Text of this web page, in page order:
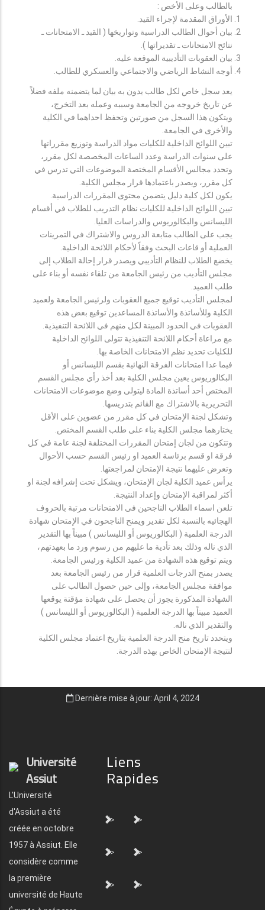
بالطالب وعلى الأخص :
الأوراق المقدمة لإجراء القيد.
بيان أحوال الطالب الدراسية وتواريخها ( القيد ـ الامتحانات ـ
نتائح الامتحانات ـ تقديراتها ).
بيان العقوبات التأديبية الموقعة عليه.
أوجه النشاط الرياضي والاجتماعي والعسكري للطالب.
يعد سجل خاص لكل طالب يدون به بيان لما يتضمنه ملفه فضلاً
عن تاريخ خروجه من الجامعة وسببه وعمله بعد التخرج،
ويتكون هذا السجل من صورتين وتحفظ احداهما في الكلية
والأخرى في الجامعة.
تبين اللوائح الداخلية للكليات مواد الدراسة وتوزيع مقرراتها
على سنوات الدراسة وعدد الساعات المخصصة لكل مقرر،
وتحدد مجالس الأقسام المختصة الموضوعات التي تدرس في
كل مقرر، ويصدر باعتمادها قرار مجلس الكلية.
يكون لكل كلية دليل يتضمن محتوى المقررات الدراسية.
تبين اللوائح الداخلية للكليات نظام التدريب للطلاب في أقسام
الليسانس والبكالوريوس والدراسات العليا.
يجب على الطالب متابعة الدروس والاشتراك في التمرينات
العملية أو قاعات البحث وفقاً لأحكام اللائحة الداخلية.
يخضع الطلاب للنظام التأديبي ويصدر قرار إحالة الطلاب إلى
مجلس التأديب من رئيس الجامعة من تلقاء نفسه أو بناء على
طلب العميد.
لمجلس التأديب توقيع جميع العقوبات ولرئيس الجامعة ولعميد
الكلية وللأساتذة والأساتذة المساعدين توقيع بعض هذه
العقوبات في الحدود المبينة لكل منهم في اللائحة التنفيذية.
مع مراعاة أحكام اللائحة التنفيذية تتولى اللوائح الداخلية
للكليات تحديد نظم الامتحانات الخاصة بها.
فيما عدا امتحانات الفرقة النهائية بقسم الليسانس أو
البكالوريوس يعين مجلس الكلية بعد أخذ رأي مجلس القسم
المختص أحد أساتذة المادة ليتولى وضع موضوعات الامتحانات
التحريرية بالاشتراك مع القائم بتدريسها.
وتشكل لجنة الإمتحان في كل مقرر من عضوين على الأقل
يختارهما مجلس الكلية بناء على طلب القسم المختص.
وتتكون من لجان إمتحان المقررات المختلفة لجنة عامة في كل
فرقة او قسم برئاسة العميد او رئيس القسم حسب الأحوال
وتعرض عليهما نتيجة الإمتحان لمراجعتها.
يرأس عميد الكلية لجان الإمتحان، ويشكل تحت إشرافه لجنة او
أكثر لمراقبة الإمتحان وإعداد النتيجة.
تلعن اسماء الطلاب الناجحين فى الامتحانات مرتبة بالحروف
الهجائيه بالنسبة لكل تقدير ويمنح الناجحون في الإمتحان شهادة
الدرجة العلمية ( البكالوريوس أو الليسانس ) مبيناً بها التقدير
الذي ناله وذلك بعد تأدية ما عليهم من رسوم ورد ما بعهدتهم،
ويتم توقيع هذه الشهادة من عميد الكلية ورئيس الجامعة.
يصدر بمنح الدرجات العلمية قرار من رئيس الجامعة بعد
موافقة مجلس الجامعة، وإلى حين حصول الطالب على
الشهادة المذكورة يجوز أن يحصل على شهادة مؤقتة يوقعها
العميد مبيناً بها الدرجة العلمية ( البكالوريوس أو الليسانس )
والتقدير الذي ناله.
ويتحدد تاريخ منح الدرجة العلمية بتاريخ اعتماد مجلس الكلية
لنتيجة الإمتحان الخاص بهذه الدرجة.
Dernière mise à jour: April 4, 2024
Université
Assiut
L'Université
d'Assiut a été
créée en octobre
1957 à Assiut. Elle
considère comme
la première
université de Haute
Liens
Rapides
"> ">
"> ">
"> ">